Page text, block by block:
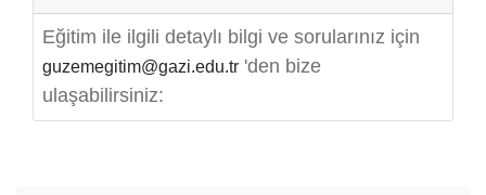
Eğitim ile ilgili detaylı bilgi ve sorularınız için
guzemegitim@gazi.edu.tr 'den bize
ulaşabilirsiniz: